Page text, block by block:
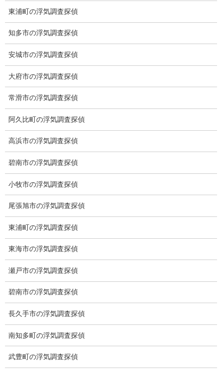
愛知県名古屋市中区栄3-7ｰ4
愛知県名古屋市中区新栄2丁目41-11
ベストビル6B
愛知県公安委員会 第54250033号
【出張面談いたします】
子供のお迎え、パート、お仕事の都合などで、お時間のない方、
愛知県内でご面談場所のご要望がございましたら、お申し付けく
ださい。
※弊社から24時間以内に返信が無い場合、再度LINE又はお電話を
東浦町の浮気調査探偵
知多市の浮気調査探偵
安城市の浮気調査探偵
大府市の浮気調査探偵
常滑市の浮気調査探偵
阿久比町の浮気調査探偵
高浜市の浮気調査探偵
碧南市の浮気調査探偵
小牧市の浮気調査探偵
尾張旭市の浮気調査探偵
東浦町の浮気調査探偵
東海市の浮気調査探偵
瀬戸市の浮気調査探偵
碧南市の浮気調査探偵
長久手市の浮気調査探偵
南知多町の浮気調査探偵
武豊町の浮気調査探偵